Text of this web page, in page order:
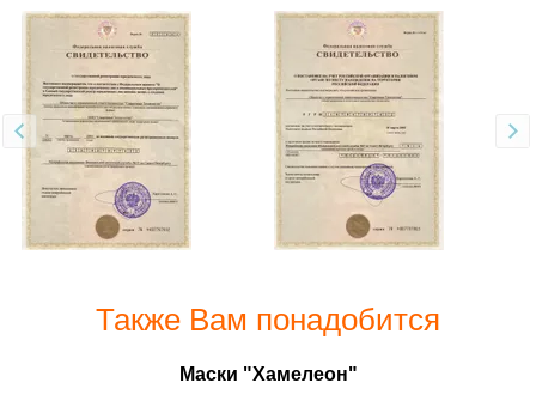
Также Вам понадобится
Маски "Хамелеон"